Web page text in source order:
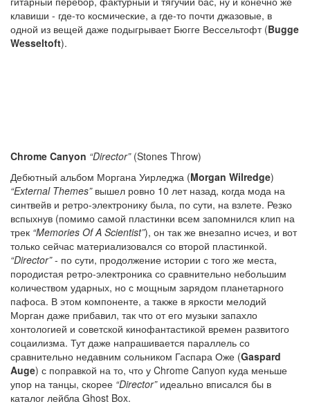
клавиши - где-то космические, а где-то почти джазовые, в
одной из вещей даже подыгрывает Бюгге Вессельтофт (Bugge
Wesseltoft).
Chrome Canyon “Director”(Stones Throw)
Дебютный альбом Моргана Уирледжа (Morgan Wilredge)
“External Themes”вышел ровно 10 лет назад, когда мода на
синтвейв и ретро-электронику была, по сути, на взлете. Резко
вспыхнув (помимо самой пластинки всем запомнился клип на
трек “Memories Of A Scientist”), он так же внезапно исчез, и вот
только сейчас материализовался со второй пластинкой.
“Director”- по сути, продолжение истории с того же места,
породистая ретро-электроника со сравнительно небольшим
количеством ударных, но с мощным зарядом планетарного
пафоса. В этом компоненте, а также в яркости мелодий
Морган даже прибавил, так что от его музыки запахло
хонтологией и советской кинофантастикой времен развитого
соцаилизма. Тут даже напрашивается параллель со
сравнительно недавним сольником Гаспара Оже (Gaspard
Auge) с поправкой на то, что у Chrome Canyon куда меньше
упор на танцы, скорее “Director”идеально вписался бы в
каталог лейбла Ghost Box.